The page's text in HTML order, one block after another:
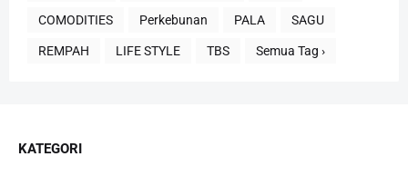
COMODITIES Perkebunan PALA SAGU
REMPAH LIFE STYLE TBS Semua Tag ›
KATEGORI